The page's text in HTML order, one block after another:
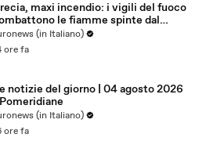
maxi incendio: i vigili del fuoco
le fiamme spinte dal
(in Italiano)
ore fa
notizie del giorno | 04 agosto 2026
(in Italiano)
ore fa